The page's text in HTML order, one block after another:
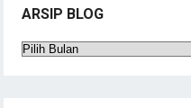
ARSIP BLOG
Arsip